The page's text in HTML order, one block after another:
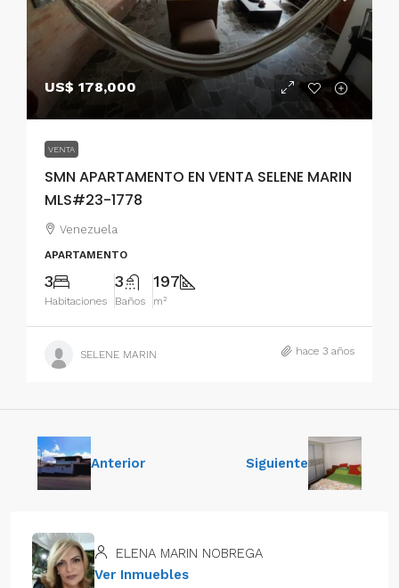
US$ 178,000
VENTA
SMN APARTAMENTO EN VENTA SELENE MARIN
MLS#23-1778
Venezuela
APARTAMENTO
3
Habitaciones
3
Baños
197
m²
SELENE MARIN hace 3 años
Anterior Siguiente
ELENA MARIN NOBREGA
Ver Inmuebles